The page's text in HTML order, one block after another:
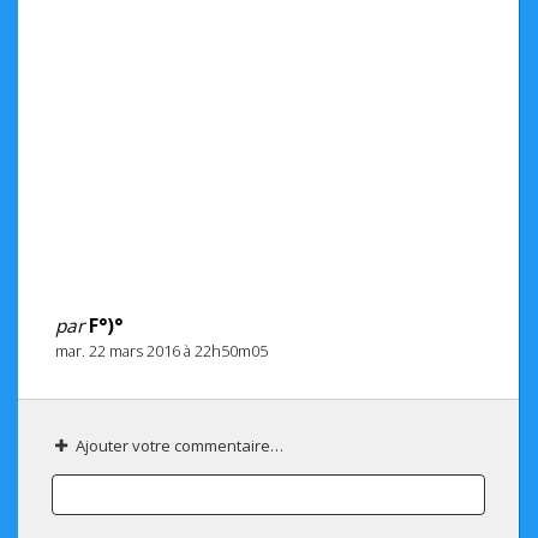
parF°)°
mar. 22 mars 2016 à 22h50m05
Ajouter votre commentaire…